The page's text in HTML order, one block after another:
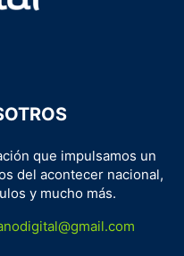
que impulsamos un
del acontecer nacional,
y mucho más.